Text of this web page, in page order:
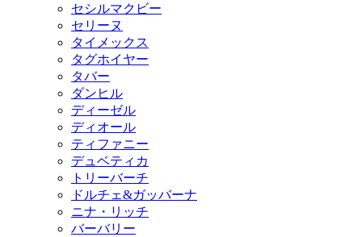
セシルマクビー
セリーヌ
タイメックス
タグホイヤー
タバー
ダンヒル
ディーゼル
ディオール
ティファニー
デュベティカ
トリーバーチ
ドルチェ&ガッバーナ
ニナ・リッチ
バーバリー